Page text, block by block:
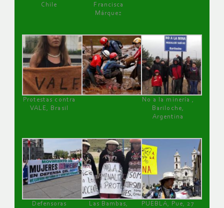
Chile
Francisca
Márquez
Protestas contra
VALE, Brasil
No a la minería ,
Bariloche,
Argentina
Defensoras
Las Bambas,
PUEBLA, Pue, 27